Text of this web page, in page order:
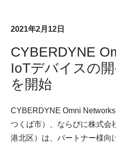
2021年2月12日
CYBERDYNE
IoTデバイスの
を開始
CYBERDYNE Omni
つくば市）、ならびに株式会
港北区）は、パートナー様向